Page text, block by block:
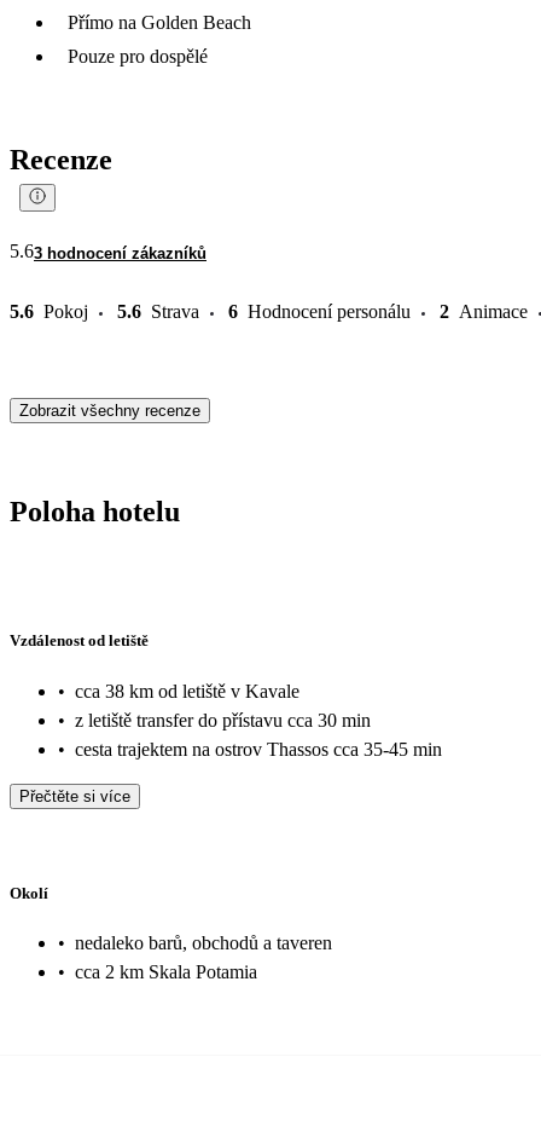
Přímo na Golden Beach
Pouze pro dospělé
Recenze
5.63 hodnocení zákazníků
5.6 Pokoj 5.6 Strava 6 Hodnocení personálu 2 Animace
Zobrazit všechny recenze
Poloha hotelu
Vzdálenost od letiště
• cca 38 km od letiště v Kavale
• z letiště transfer do přístavu cca 30 min
• cesta trajektem na ostrov Thassos cca 35-45 min
Přečtěte si více
Okolí
• nedaleko barů, obchodů a taveren
• cca 2 km Skala Potamia